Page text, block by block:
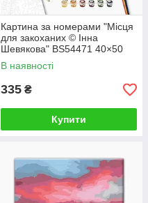
Картина за номерами "Місця
для закоханих © Інна
Шевякова" BS54471 40×50
см
В наявності
335 ₴
Купити